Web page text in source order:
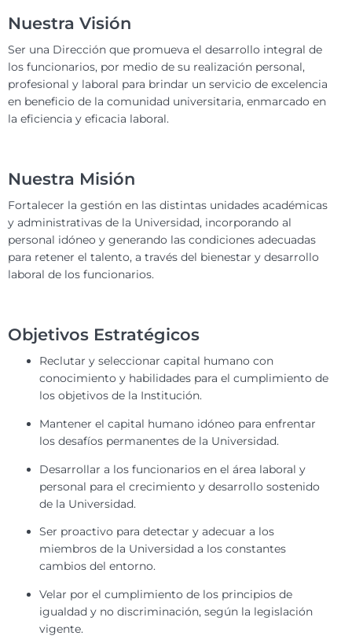
Nuestra Visión
Ser una Dirección que promueva el desarrollo integral de
los funcionarios, por medio de su realización personal,
profesional y laboral para brindar un servicio de excelencia
en beneficio de la comunidad universitaria, enmarcado en
la eficiencia y eficacia laboral.
Nuestra Misión
Fortalecer la gestión en las distintas unidades académicas
y administrativas de la Universidad, incorporando al
personal idóneo y generando las condiciones adecuadas
para retener el talento, a través del bienestar y desarrollo
laboral de los funcionarios.
Objetivos Estratégicos
Reclutar y seleccionar capital humano con
conocimiento y habilidades para el cumplimiento de
los objetivos de la Institución.
Mantener el capital humano idóneo para enfrentar
los desafíos permanentes de la Universidad.
Desarrollar a los funcionarios en el área laboral y
personal para el crecimiento y desarrollo sostenido
de la Universidad.
Ser proactivo para detectar y adecuar a los
miembros de la Universidad a los constantes
cambios del entorno.
Velar por el cumplimiento de los principios de
igualdad y no discriminación, según la legislación
vigente.